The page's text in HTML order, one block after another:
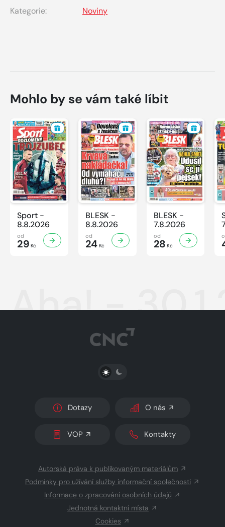
Kategorie:
Noviny
Mohlo by se vám také líbit
Sport -
8.8.2026
od
29 Kč
BLESK -
8.8.2026
od
24Kč
BLESK -
7.8.2026
od
28 Kč
Aha! -
PŘEPNOUT SVĚTLÝ/TMAVÝ REŽIM
Dotazy O nás
VOP Kontakty
Autorská práva k publikovaným materiálům
Podmínky pro užívání služby informační společnosti
Informace o zpracování osobních údajů
Jednotná kontaktní místa
Cookies